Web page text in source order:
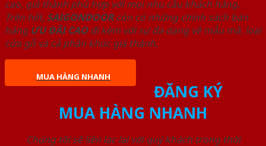
cao, giá thành phù hợp với mọi nhu cầu khách hàng.
Trên hết, SAIGONDOORcòn có những chính sách bán
hàng ƯU ĐÃI CAOđi kèm với sự đa dạng về mẫu mã, loại
cửa gỗ và cả phân khúc giá thành.
MUA HÀNG NHANH
ĐĂNG KÝ
MUA HÀNG NHANH
Chúng tôi sẽ liên lạc lại với quý khách trong thời